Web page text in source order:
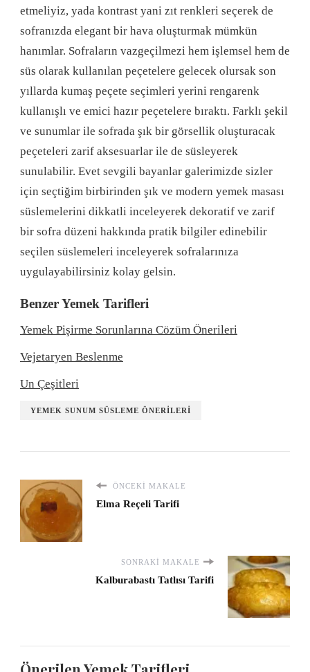
etmeliyiz, yada kontrast yani zıt renkleri seçerek de
sofranızda elegant bir hava oluşturmak mümkün
hanımlar. Sofraların vazgeçilmezi hem işlemsel hem de
süs olarak kullanılan peçetelere gelecek olursak son
yıllarda kumaş peçete seçimleri yerini rengarenk
kullanışlı ve emici hazır peçetelere bıraktı. Farklı şekil
ve sunumlar ile sofrada şık bir görsellik oluşturacak
peçeteleri zarif aksesuarlar ile de süsleyerek
sunulabilir. Evet sevgili bayanlar galerimizde sizler
için seçtiğim birbirinden şık ve modern yemek masası
süslemelerini dikkatli inceleyerek dekoratif ve zarif
bir sofra düzeni hakkında pratik bilgiler edinebilir
seçilen süslemeleri inceleyerek sofralarınıza
uygulayabilirsiniz kolay gelsin.
Benzer Yemek Tarifleri
Yemek Pişirme Sorunlarına Cözüm Önerileri
Vejetaryen Beslenme
Un Çeşitleri
YEMEK SUNUM SÜSLEME ÖNERILERI
ÖNCEKI MAKALE
Elma Reçeli Tarifi
SONRAKI MAKALE
Kalburabastı Tatlısı Tarifi